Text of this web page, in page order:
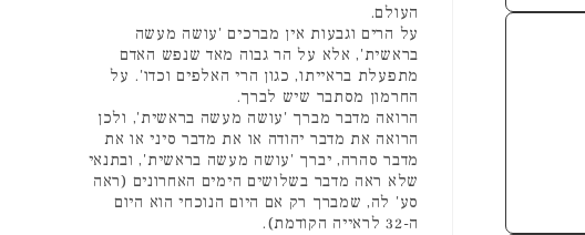
העולם.
על הרים וגבעות אין מברכים 'עושה מעשה
בראשית', אלא על הר גבוה מאד שנפש האדם
מתפעלת בראייתו, כגון הרי האלפים וכדו'. על
החרמון מסתבר שיש לברך.
הרואה מדבר מברך 'עושה מעשה בראשית', ולכן
הרואה את מדבר יהודה או את מדבר סיני או את
מדבר סהרה, יברך 'עושה מעשה בראשית', ובתנאי
שלא ראה מדבר בשלושים הימים האחרונים (ראה
סע' לה, שמברך רק אם היום הנוכחי הוא היום
ה-32 לראייה הקודמת).